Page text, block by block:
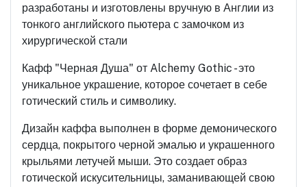
разработаны и изготовлены вручную в Англии из
тонкого английского пьютера с замочком из
хирургической стали
Кафф "Черная Душа" от Alchemy Gothic - это
уникальное украшение, которое сочетает в себе
готический стиль и символику.
Дизайн каффа выполнен в форме демонического
сердца, покрытого черной эмалью и украшенного
крыльями летучей мыши. Это создает образ
готической искусительницы, заманивающей свою